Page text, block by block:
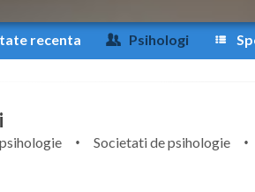
recenta Psihologi
Societati de psihologie